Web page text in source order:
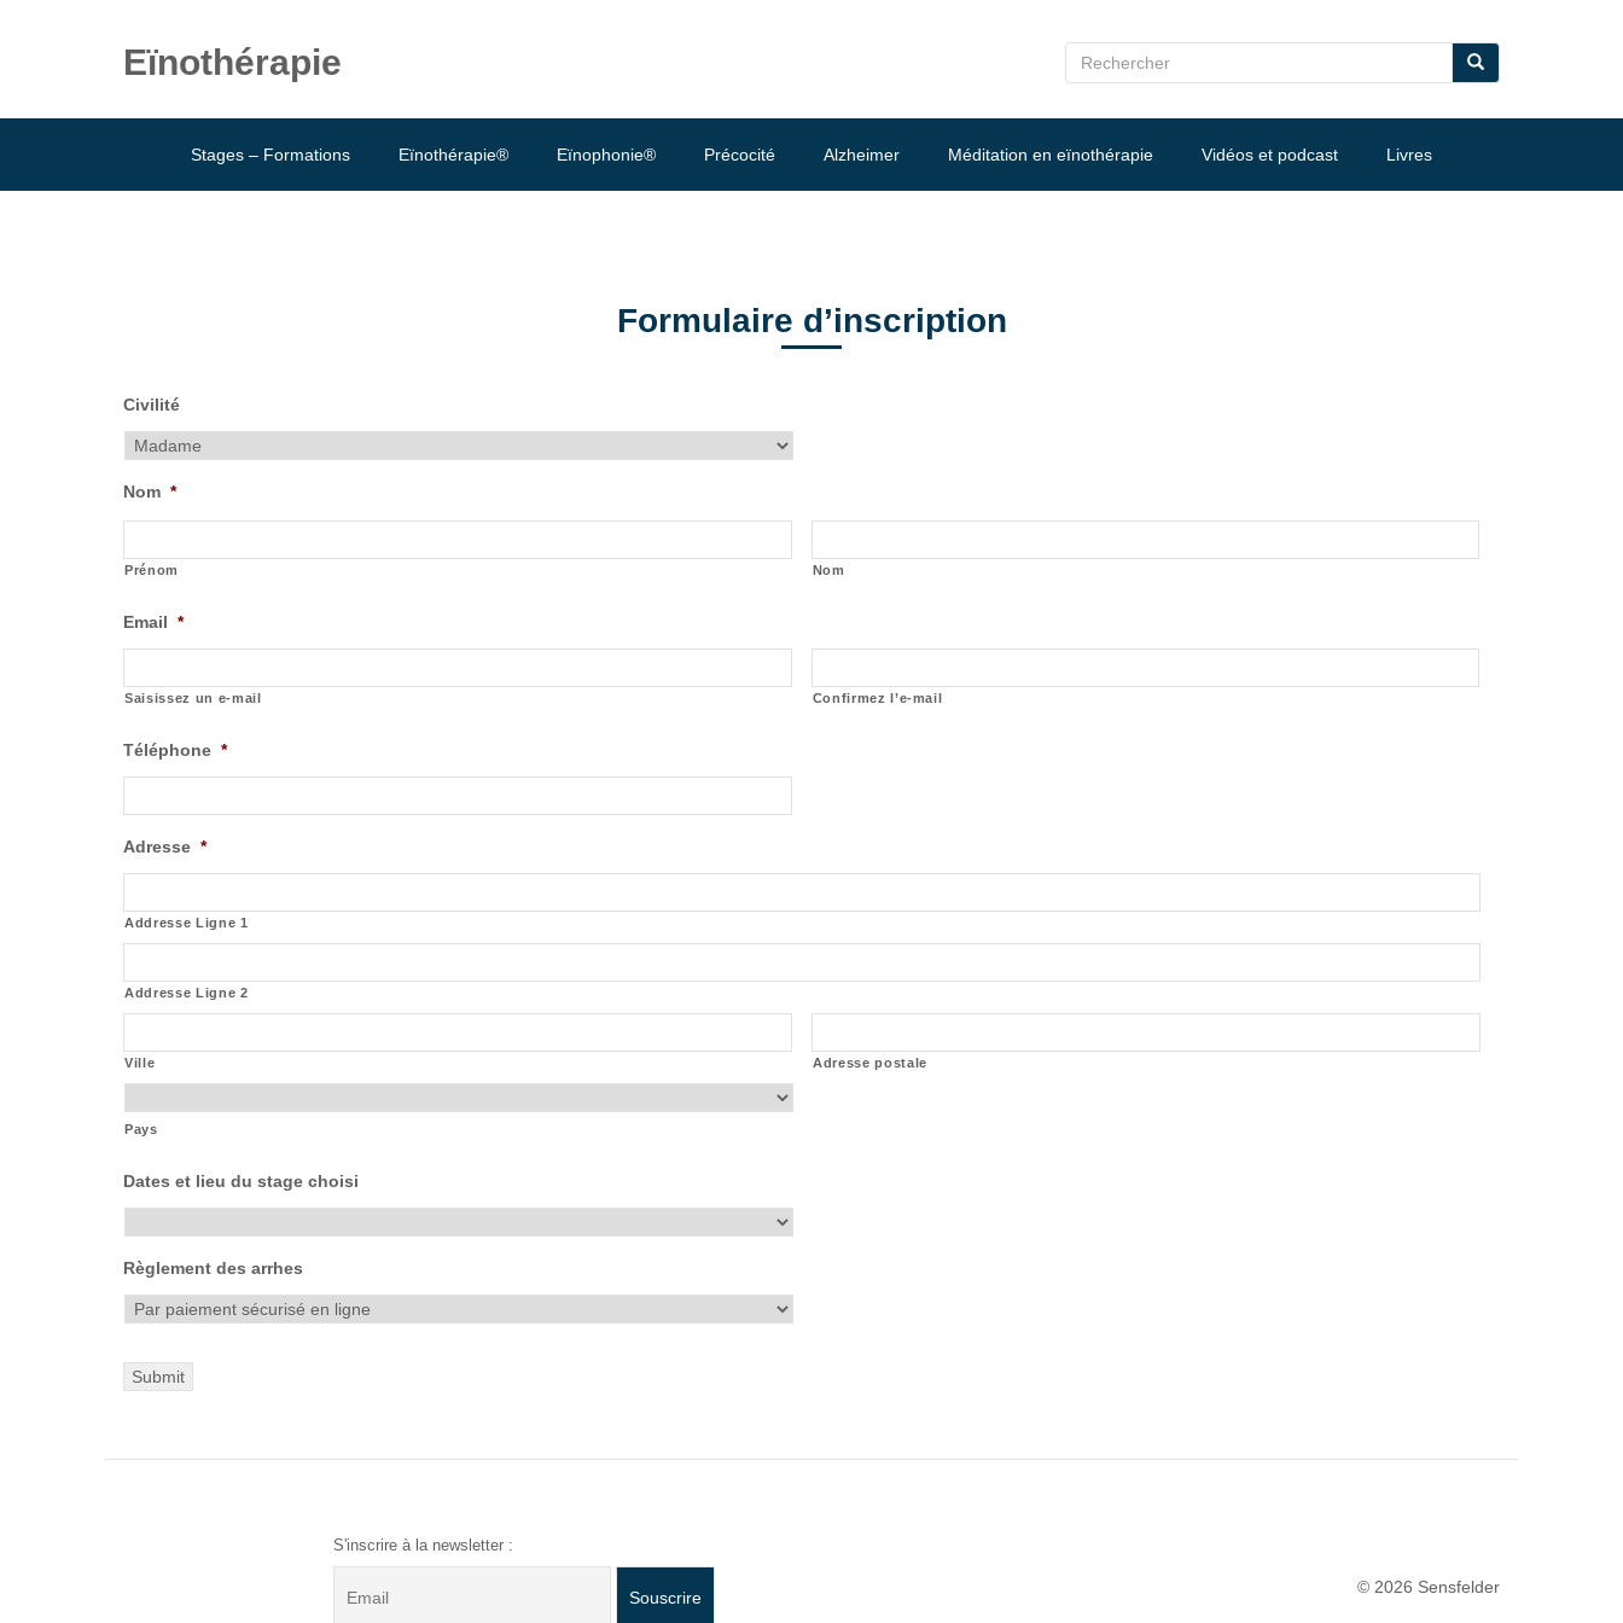
Eïnothérapie
Stages – Formations Eïnothérapie® Eïnophonie® Précocité Alzheimer Méditation en eïnothérapie Vidéos et podcast Livres
Formulaire d’inscription
Civilité
Nom *
Prénom Nom
Email *
Saisissez un e-mail Confirmez l’e-mail
Téléphone *
Adresse *
Addresse Ligne 1
Addresse Ligne 2
Ville Adresse postale
Pays
Dates et lieu du stage choisi
Règlement des arrhes
S'inscrire à la newsletter :
© 2026 Sensfelder